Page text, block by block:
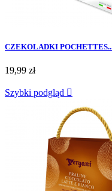
CZEKOLADKI
19,99 zł
Szybki podgląd 